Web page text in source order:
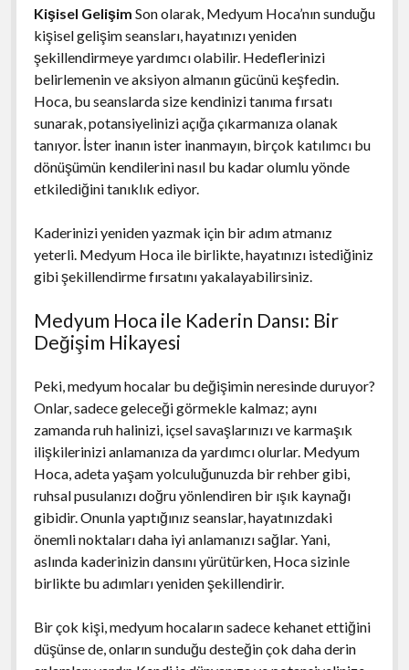
Kişisel Gelişim Son olarak, Medyum Hoca’nın sunduğu
kişisel gelişim seansları, hayatınızı yeniden
şekillendirmeye yardımcı olabilir. Hedeflerinizi
belirlemenin ve aksiyon almanın gücünü keşfedin.
Hoca, bu seanslarda size kendinizi tanıma fırsatı
sunarak, potansiyelinizi açığa çıkarmanıza olanak
tanıyor. İster inanın ister inanmayın, birçok katılımcı bu
dönüşümün kendilerini nasıl bu kadar olumlu yönde
etkilediğini tanıklık ediyor.
Kaderinizi yeniden yazmak için bir adım atmanız
yeterli. Medyum Hoca ile birlikte, hayatınızı istediğiniz
gibi şekillendirme fırsatını yakalayabilirsiniz.
Medyum Hoca ile Kaderin Dansı: Bir
Değişim Hikayesi
Peki, medyum hocalar bu değişimin neresinde duruyor?
Onlar, sadece geleceği görmekle kalmaz; aynı
zamanda ruh halinizi, içsel savaşlarınızı ve karmaşık
ilişkilerinizi anlamanıza da yardımcı olurlar. Medyum
Hoca, adeta yaşam yolculuğunuzda bir rehber gibi,
ruhsal pusulanızı doğru yönlendiren bir ışık kaynağı
gibidir. Onunla yaptığınız seanslar, hayatınızdaki
önemli noktaları daha iyi anlamanızı sağlar. Yani,
aslında kaderinizin dansını yürütürken, Hoca sizinle
birlikte bu adımları yeniden şekillendirir.
Bir çok kişi, medyum hocaların sadece kehanet ettiğini
düşünse de, onların sunduğu desteğin çok daha derin